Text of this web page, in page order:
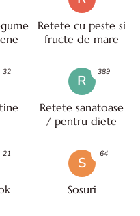
Retete cu peste si
fructe de mare
32
R
Retete sanatoase
/ pentru diete
389
21
S
Sosuri
64